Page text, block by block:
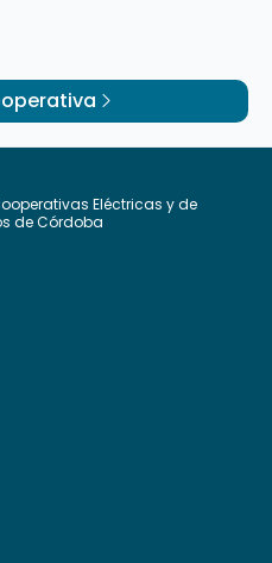
Eléctricas y de
de Córdoba